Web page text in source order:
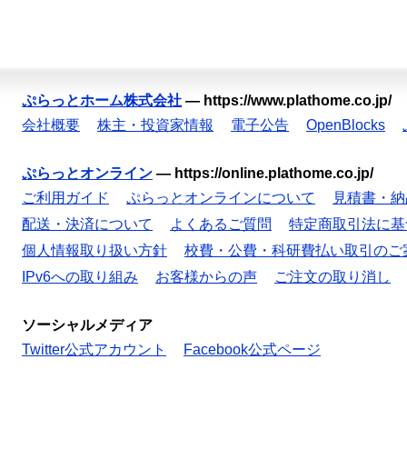
ぷらっとホーム株式会社 — https://www.plathome.co.jp/
会社概要
株主・投資家情報 電子公告 OpenBlocks
ぷらっとオンライン — https://online.plathome.co.jp/
ご利用ガイド
ぷらっとオンラインについて
見積書・
配送・決済について
よくあるご質問
特定商取引法に
個人情報取り扱い方針
校費・公費・科研費払い取引のご
IPv6への取り組み
お客様からの声 ご注文の取り消し
ソーシャルメディア
Twitter公式アカウント
Facebook公式ページ